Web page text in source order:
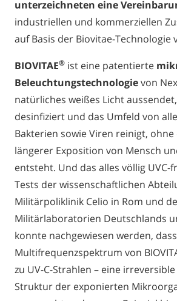
unterzeichneten eine
industriellen und kommerziellen
auf Basis der Biovitae-Technologie
BIOVITAE® ist eine patentierte
Beleuchtungstechnologievon
natürliches weißes Licht
desinfiziert und das Umfeld von
Bakterien sowie Viren reinigt, ohne
längerer Exposition von Mensch
entsteht. Und das alles völlig UVC-
Tests der wissenschaftlichen
Militärpoliklinik Celio in Rom und
Militärlaboratorien Deutschlands
konnte nachgewiesen werden,
Multifrequenzspektrum von
zu UV-C-Strahlen – eine
Struktur der exponierten